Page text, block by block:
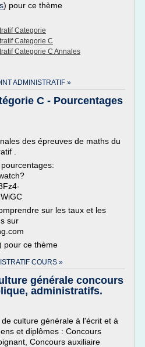
) pour ce thème
Categorie
Categorie C
Categorie C Annales
ADMINISTRATIF »
C - Pourcentages
des épreuves de maths du
.
sur les taux et les
sur
pour ce thème
COURS »
générale concours
administratifs.
culture générale à l'écrit et à
et diplômes : Concours
Concours auxiliaire